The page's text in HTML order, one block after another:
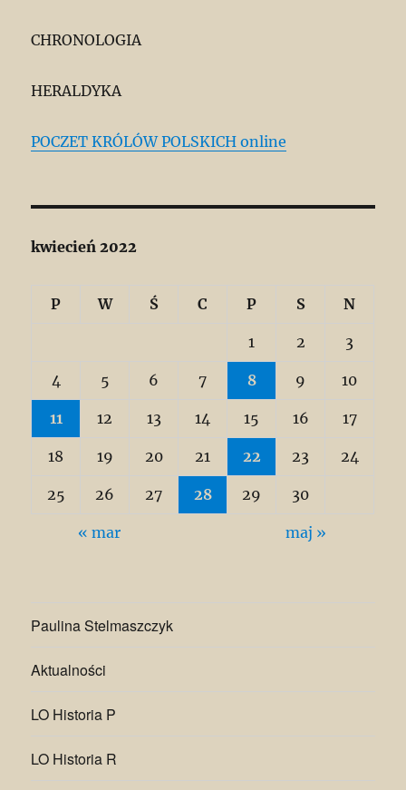
CHRONOLOGIA
HERALDYKA
POCZET KRÓLÓW POLSKICH online
kwiecień 2022
P W Ś C P S N
1 2 3
4 5 6 7 8 9 10
11 12 13 14 15 16 17
18 19 20 21 22 23 24
25 26 27 28 29 30
« mar maj »
Paulina Stelmaszczyk
Aktualności
LO Historia P
LO Historia R